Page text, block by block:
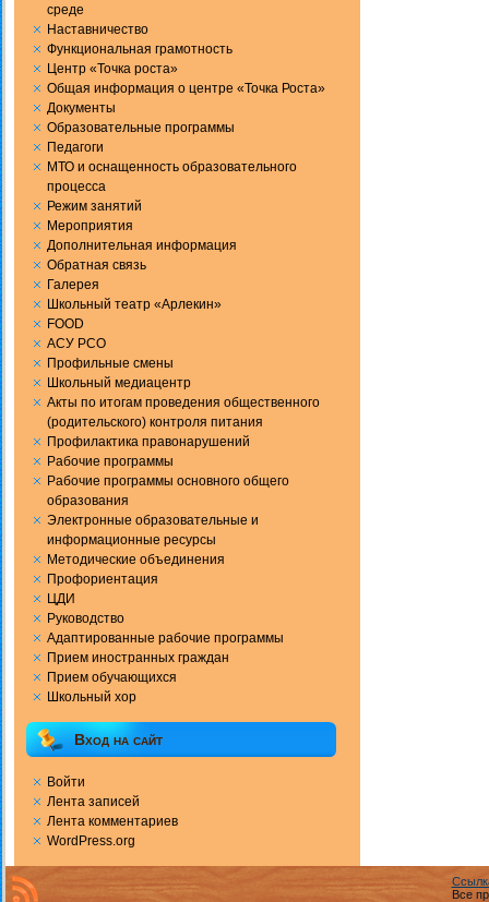
среде
Наставничество
Функциональная грамотность
Центр «Точка роста»
Общая информация о центре «Точка Роста»
Документы
Образовательные программы
Педагоги
МТО и оснащенность образовательного
процесса
Режим занятий
Мероприятия
Дополнительная информация
Обратная связь
Галерея
Школьный театр «Арлекин»
FOOD
АСУ РСО
Профильные смены
Школьный медиацентр
Акты по итогам проведения общественного
(родительского) контроля питания
Профилактика правонарушений
Рабочие программы
Рабочие программы основного общего
образования
Электронные образовательные и
информационные ресурсы
Методические объединения
Профориентация
ЦДИ
Руководство
Адаптированные рабочие программы
Прием иностранных граждан
Прием обучающихся
Школьный хор
Вход на сайт
Войти
Лента записей
Лента комментариев
WordPress.org
Все